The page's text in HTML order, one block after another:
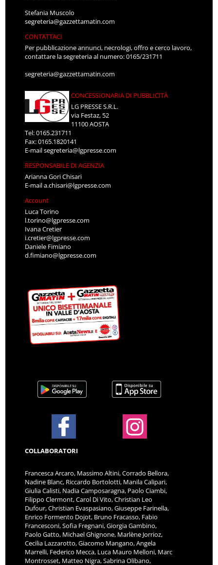
Stefania Muscolo
segreteria@gazzettamatin.com
CONTATTACI
Per pubblicazione annunci, necrologi, offro e cerco lavoro,
contattare la segreteria al numero: 0165/231711
segreteria@gazzettamatin.com
CONCESSIONARIA DI PUBBLICITÀ
LG PRESSE S.R.L.
via Festaz, 52
11100 AOSTA
Tel: 0165.231711
Fax: 0165.1820141
E-mailsegreteria@lgpresse.com
RESPONSABILE DI AGENZIA
Arianna Gori Chisari
E-maila.chisari@lgpresse.com
Account
Luca Torino
l.torino@lgpresse.com
Ivana Cretier
i.cretier@lgpresse.com
Daniele Fimiano
d.fimiano@lgpresse.com
COLLABORATORI
Francesca Arcaro, Massimo Altini, Corrado Bellora,
Nadine Blanc, Riccardo Bortolotti, Manila Calipari,
Giulia Calisti, Nadia Camposaragna, Paolo Ciambi,
Filippo Clermont, Carol Di Vito, Christian Leo
Dufour, Christian Evaspasiano, Giuseppe Farinella,
Enrico Formento Dojot, Bruno Fracasso, Fabio
Francesconi, Sofia Fregnani, Giorgia Gambino,
Paolo Gatto, Michael Ghignone, Marlène Jorrioz,
Cecilia Lazzarotto, Giacomo Mangano, Angela
Marrelli, Federico Mecca, Luca Mauro Melloni, Marc
Montrosset, Matteo Nigra, Sabrina Olibano,